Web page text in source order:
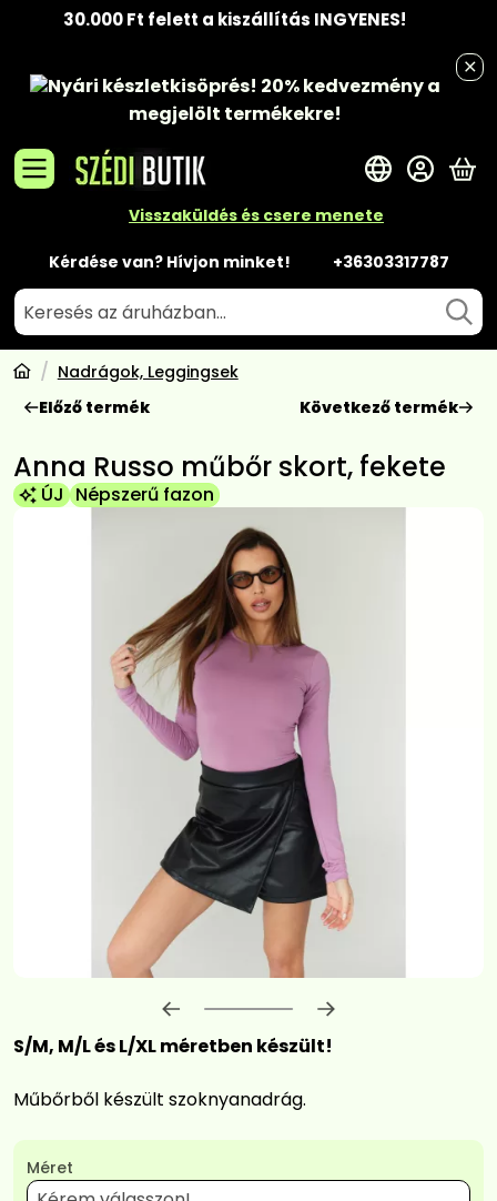
30.000 Ft felett a kiszállítás INGYENES!
Nyári készletkisöprés! 20% kedvezménya
megjelölt termékekre!
Visszaküldés és csere menete
Kérdése van? Hívjon minket! +36303317787
A
Nadrágok, Leggingsek
Előző termék
Következő termék
Anna Russo műbőr skort, fekete
ÚJ Népszerű fazon
Előrehaladás:
S/M, M/L és L/XL méretben készült!
Műbőrből készült szoknyanadrág.
Méret